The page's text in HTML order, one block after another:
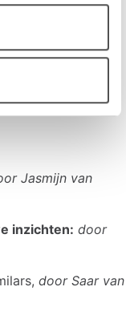
en thee (leden
Jasmijn van
inzichten: door
door Saar van